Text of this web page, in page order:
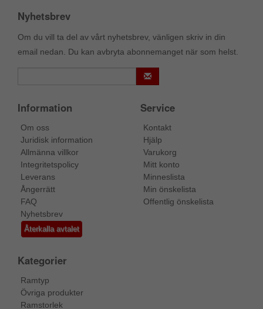
Nyhetsbrev
Om du vill ta del av vårt nyhetsbrev, vänligen skriv in din
email nedan. Du kan avbryta abonnemanget när som helst.
Information
Om oss
Juridisk information
Allmänna villkor
Integritetspolicy
Leverans
Ångerrätt
FAQ
Nyhetsbrev
Återkalla avtalet
Service
Kontakt
Hjälp
Varukorg
Mitt konto
Minneslista
Min önskelista
Offentlig önskelista
Kategorier
Ramtyp
Övriga produkter
Ramstorlek